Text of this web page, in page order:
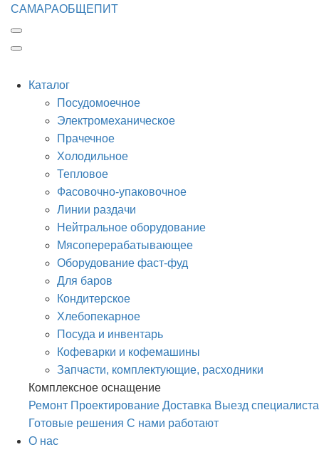
Каталог
Посудомоечное
Электромеханическое
Прачечное
Холодильное
Тепловое
Фасовочно-упаковочное
Линии раздачи
Нейтральное оборудование
Мясоперерабатывающее
Оборудование фаст-фуд
Для баров
Кондитерское
Хлебопекарное
Посуда и инвентарь
Кофеварки и кофемашины
Запчасти, комплектующие, расходники
Комплексное оснащение
Ремонт Проектирование Доставка Выезд специалиста
Готовые решения С нами работают
О нас